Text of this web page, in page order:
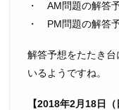
・ AM問題の解
・ PM問題の解
解答予想をたたき
いるようですね。
【2018年2月18日